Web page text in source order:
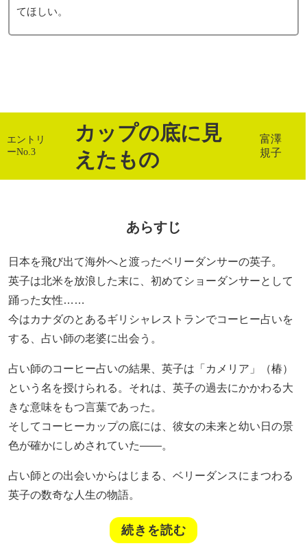
てほしい。
エントリ
ーNo.3
カップの底に見
えたもの
富澤
規子
あらすじ
日本を飛び出て海外へと渡ったベリーダンサーの英子。
英子は北米を放浪した末に、初めてショーダンサーとして
踊った女性……
今はカナダのとあるギリシャレストランでコーヒー占いを
する、占い師の老婆に出会う。
占い師のコーヒー占いの結果、英子は「カメリア」（椿）
という名を授けられる。それは、英子の過去にかかわる大
きな意味をもつ言葉であった。
そしてコーヒーカップの底には、彼女の未来と幼い日の景
色が確かにしめされていた――。
占い師との出会いからはじまる、ベリーダンスにまつわる
英子の数奇な人生の物語。
続きを読む